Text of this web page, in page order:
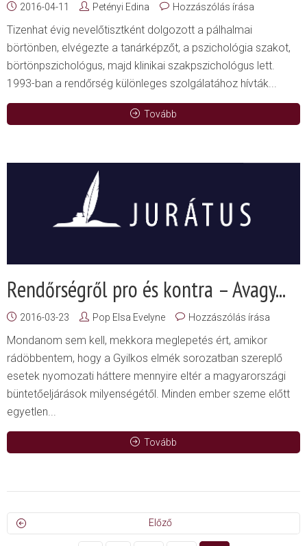
2016-04-11 Petényi Edina Hozzászólás írása
Tizenhat évig nevelőtisztként dolgozott a pálhalmai
börtönben, elvégezte a tanárképzőt, a pszichológia szakot,
börtönpszichológus, majd klinikai szakpszichológus lett.
1993-ban a rendőrség különleges szolgálatához hívták...
Tovább
Rendőrségről pro és kontra – Avagy...
2016-03-23 Pop Elsa Evelyne Hozzászólás írása
Mondanom sem kell, mekkora meglepetés ért, amikor
rádöbbentem, hogy a Gyilkos elmék sorozatban szereplő
esetek nyomozati háttere mennyire eltér a magyarországi
büntetőeljárások milyenségétől. Minden ember szeme előtt
egyetlen...
Tovább
Előző